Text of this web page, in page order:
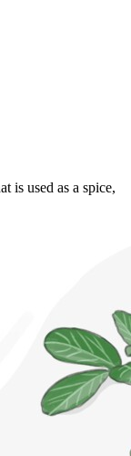
is used as a spice,